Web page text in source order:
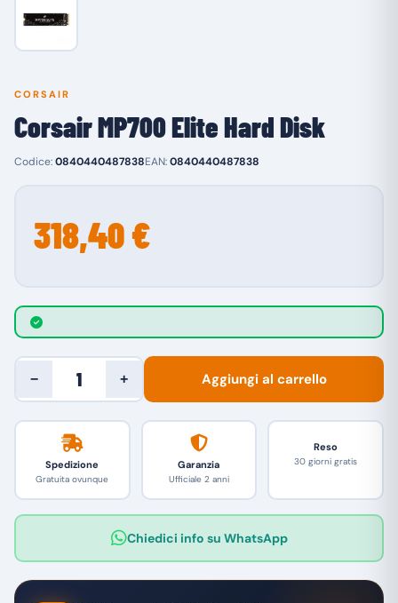
CORSAIR
Corsair MP700 Elite Hard Disk
Codice:0840440487838EAN:0840440487838
318,40 €
− + Aggiungi al carrello
Spedizione
Gratuita ovunque
Garanzia
Ufficiale 2 anni
Reso
30 giorni gratis
Chiedici info su WhatsApp